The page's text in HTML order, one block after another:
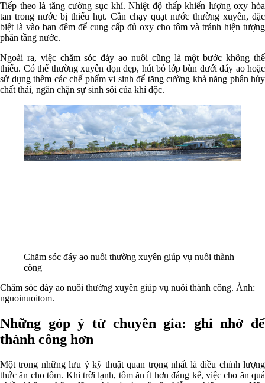
Tiếp theo là tăng cường sục khí. Nhiệt độ thấp khiến lượng oxy hòa
tan trong nước bị thiếu hụt. Cần chạy quạt nước thường xuyên, đặc
biệt là vào ban đêm để cung cấp đủ oxy cho tôm và tránh hiện tượng
phân tầng nước.
Ngoài ra, việc chăm sóc đáy ao nuôi cũng là một bước không thể
thiếu. Có thể thường xuyên dọn dẹp, hút bỏ lớp bùn dưới đáy ao hoặc
sử dụng thêm các chế phẩm vi sinh để tăng cường khả năng phân hủy
chất thải, ngăn chặn sự sinh sôi của khí độc.
Chăm sóc đáy ao nuôi thường xuyên giúp vụ nuôi thành
công
Chăm sóc đáy ao nuôi thường xuyên giúp vụ nuôi thành công. Ảnh:
nguoinuoitom.
Những góp ý từ chuyên gia: ghi nhớ để
thành công hơn
Một trong những lưu ý kỹ thuật quan trọng nhất là điều chỉnh lượng
thức ăn cho tôm. Khi trời lạnh, tôm ăn ít hơn đáng kể, việc cho ăn quá